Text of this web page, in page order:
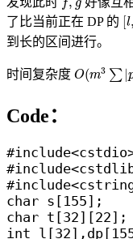
f g
了比当前正在 DP 的 [l,
[l,
到长的区间进行。
时间复杂度 O(m3 ∑ |
O(m 3∑|p| )
Code：
char s[155];
char t[32][22];
int